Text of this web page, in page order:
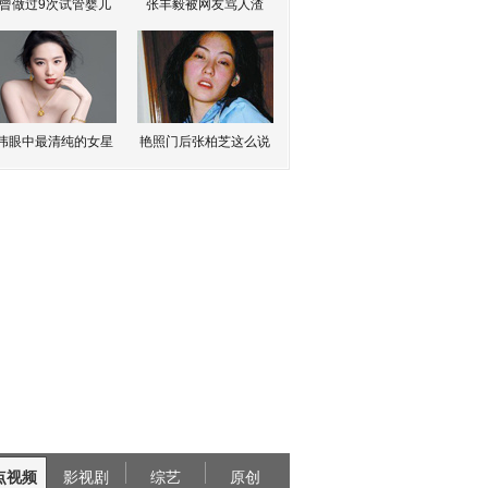
做过9次试管婴儿 张丰毅被网友骂人渣
眼中最清纯的女星 艳照门后张柏芝这么说
视频 影视剧 综艺 原创